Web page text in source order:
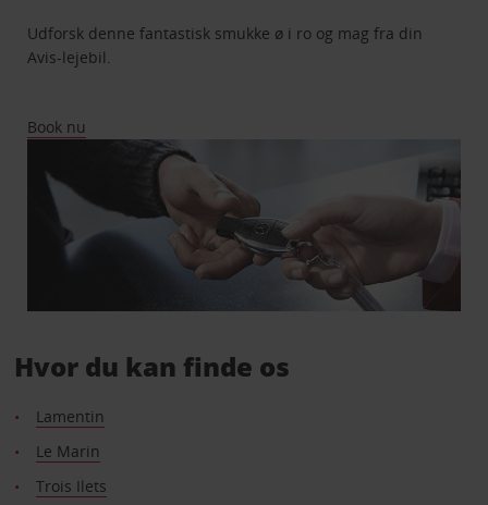
Udforsk denne fantastisk smukke ø i ro og mag fra din
Avis-lejebil.
Book nu
Hvor du kan finde os
Lamentin
Le Marin
Trois Ilets